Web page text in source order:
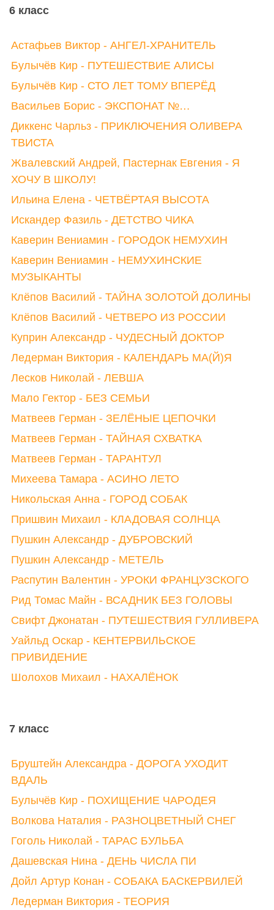
6 класс
Астафьев Виктор - АНГЕЛ-ХРАНИТЕЛЬ
Булычёв Кир - ПУТЕШЕСТВИЕ АЛИСЫ
Булычёв Кир - СТО ЛЕТ ТОМУ ВПЕРЁД
Васильев Борис - ЭКСПОНАТ №…
Диккенс Чарльз - ПРИКЛЮЧЕНИЯ ОЛИВЕРА
ТВИСТА
Жвалевский Андрей, Пастернак Евгения - Я
ХОЧУ В ШКОЛУ!
Ильина Елена - ЧЕТВЁРТАЯ ВЫСОТА
Искандер Фазиль - ДЕТСТВО ЧИКА
Каверин Вениамин - ГОРОДОК НЕМУХИН
Каверин Вениамин - НЕМУХИНСКИЕ
МУЗЫКАНТЫ
Клёпов Василий - ТАЙНА ЗОЛОТОЙ ДОЛИНЫ
Клёпов Василий - ЧЕТВЕРО ИЗ РОССИИ
Куприн Александр - ЧУДЕСНЫЙ ДОКТОР
Ледерман Виктория - КАЛЕНДАРЬ МА(Й)Я
Лесков Николай - ЛЕВША
Мало Гектор - БЕЗ СЕМЬИ
Матвеев Герман - ЗЕЛЁНЫЕ ЦЕПОЧКИ
Матвеев Герман - ТАЙНАЯ СХВАТКА
Матвеев Герман - ТАРАНТУЛ
Михеева Тамара - АСИНО ЛЕТО
Никольская Анна - ГОРОД СОБАК
Пришвин Михаил - КЛАДОВАЯ СОЛНЦА
Пушкин Александр - ДУБРОВСКИЙ
Пушкин Александр - МЕТЕЛЬ
Распутин Валентин - УРОКИ ФРАНЦУЗСКОГО
Рид Томас Майн - ВСАДНИК БЕЗ ГОЛОВЫ
Свифт Джонатан - ПУТЕШЕСТВИЯ ГУЛЛИВЕРА
Уайльд Оскар - КЕНТЕРВИЛЬСКОЕ
ПРИВИДЕНИЕ
Шолохов Михаил - НАХАЛЁНОК
7 класс
Бруштейн Александра - ДОРОГА УХОДИТ
ВДАЛЬ
Булычёв Кир - ПОХИЩЕНИЕ ЧАРОДЕЯ
Волкова Наталия - РАЗНОЦВЕТНЫЙ СНЕГ
Гоголь Николай - ТАРАС БУЛЬБА
Дашевская Нина - ДЕНЬ ЧИСЛА ПИ
Дойл Артур Конан - СОБАКА БАСКЕРВИЛЕЙ
Ледерман Виктория - ТЕОРИЯ